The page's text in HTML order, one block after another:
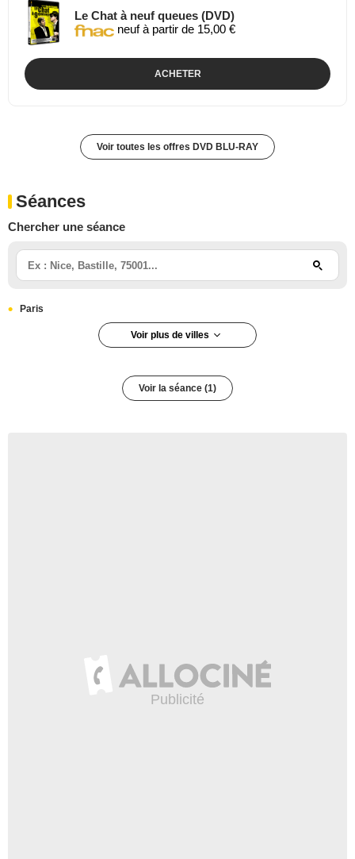
Le Chat à neuf queues (DVD)
neuf à partir de 15,00 €
ACHETER
Voir toutes les offres DVD BLU-RAY
Séances
Chercher une séance
Paris
Voir plus de villes
Voir la séance (1)